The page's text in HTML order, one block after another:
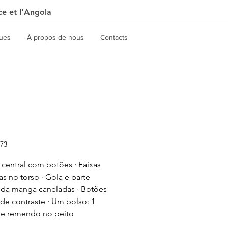
et l'Angola
À propos de nous Contacts
central com botões · Faixas
no torso · Gola e parte
manga caneladas · Botões
contraste · Um bolso: 1
remendo no peito